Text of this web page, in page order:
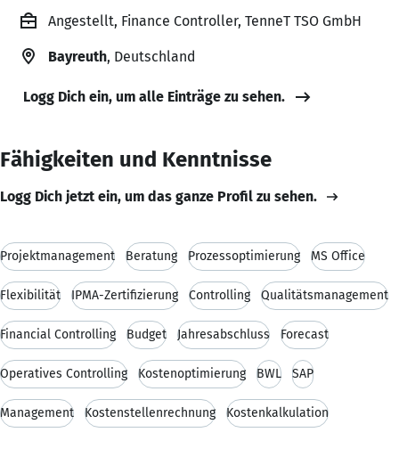
Angestellt, Finance Controller, TenneT TSO GmbH
Bayreuth, Deutschland
Logg Dich ein, um alle Einträge zu sehen.
Fähigkeiten und Kenntnisse
Logg Dich jetzt ein, um das ganze Profil zu sehen.
Projektmanagement Beratung Prozessoptimierung MS Office
Flexibilität IPMA-Zertifizierung Controlling Qualitätsmanagement
Financial Controlling Budget Jahresabschluss Forecast
Operatives Controlling Kostenoptimierung BWL SAP
Management Kostenstellenrechnung Kostenkalkulation